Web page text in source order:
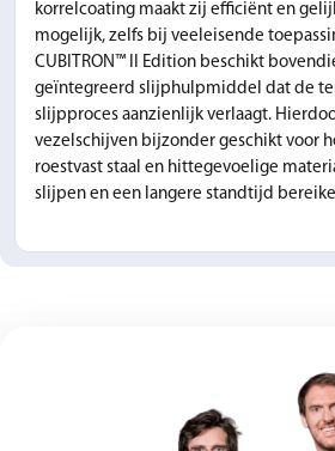
korrelcoating maakt zij efficiënt en
mogelijk, zelfs bij veeleisende
CUBITRON™ II Edition beschikt
geïntegreerd slijphulpmiddel dat de
slijpproces aanzienlijk verlaagt.
vezelschijven bijzonder geschikt voor
roestvast staal en hittegevoelige
slijpen en een langere standtijd